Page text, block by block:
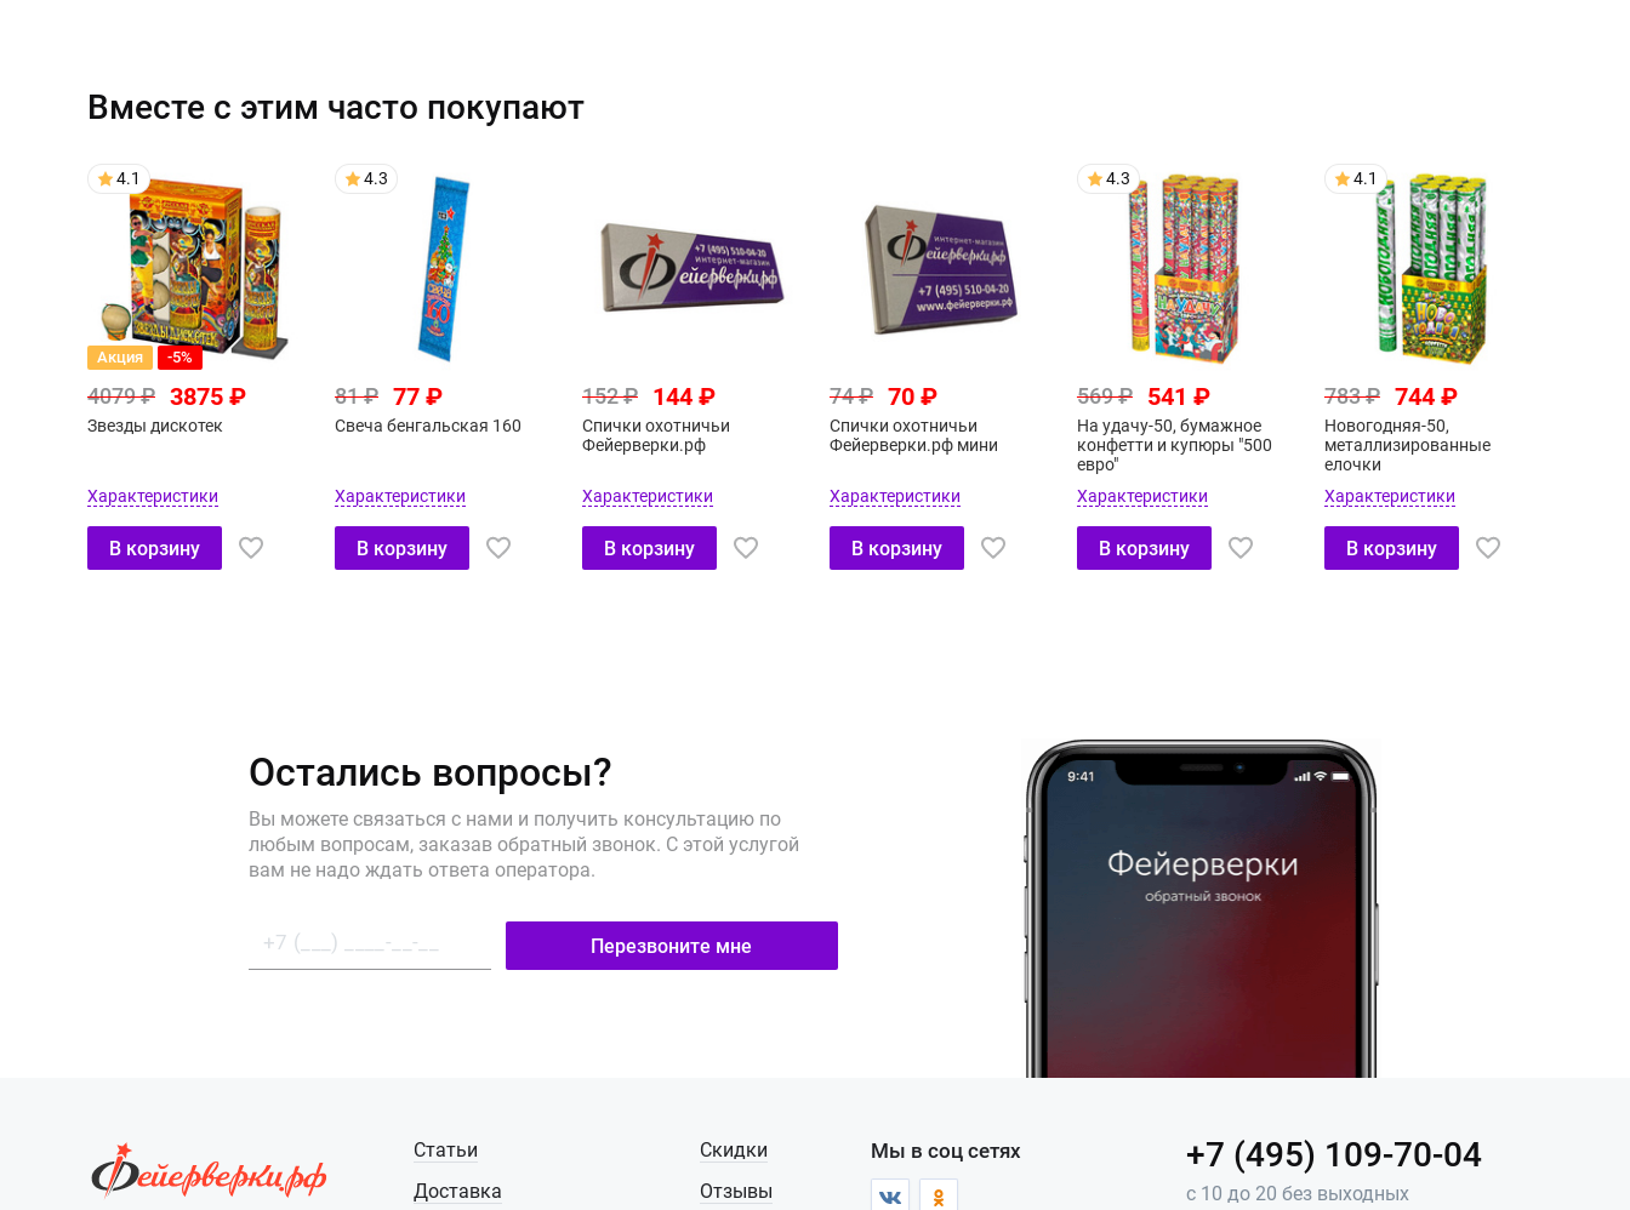
Вместе с этим часто покупают
4.1
Акция -5%
4079 ₽ 3875 ₽
Звезды дискотек
Характеристики
В корзину
4.3
81 ₽ 77 ₽
Свеча бенгальская 160
Характеристики
В корзину
152 ₽ 144 ₽
Спички охотничьи
Фейерверки.рф
Характеристики
В корзину
74 ₽ 70 ₽
Спички охотничьи
Фейерверки.рф мини
Характеристики
В корзину
4.3
569 ₽ 541 ₽
На удачу-50, бумажное
конфетти и купюры "500
евро"
Характеристики
В корзину
4.1
783 ₽ 744 ₽
Новогодняя-50,
металлизированные
елочки
Характеристики
В корзину
Остались вопросы?
Вы можете связаться с нами и получить консультацию по
любым вопросам, заказав обратный звонок. С этой услугой
вам не надо ждать ответа оператора.
Перезвоните мне
Статьи
Доставка
Скидки
Отзывы
Мы в соц сетях +7 (495) 109-70-04
с 10 до 20 без выходных